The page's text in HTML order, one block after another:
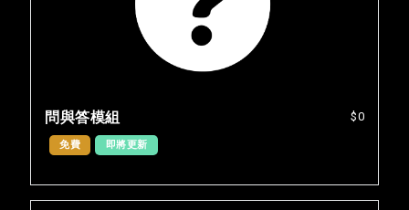
問與答模組 $0
免費 即將更新